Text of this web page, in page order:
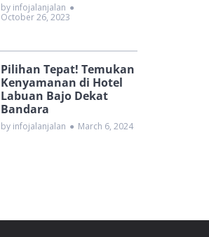
by infojalanjalan ●
October 26, 2023
Pilihan Tepat! Temukan
Kenyamanan di Hotel
Labuan Bajo Dekat
Bandara
by infojalanjalan ● March 6, 2024